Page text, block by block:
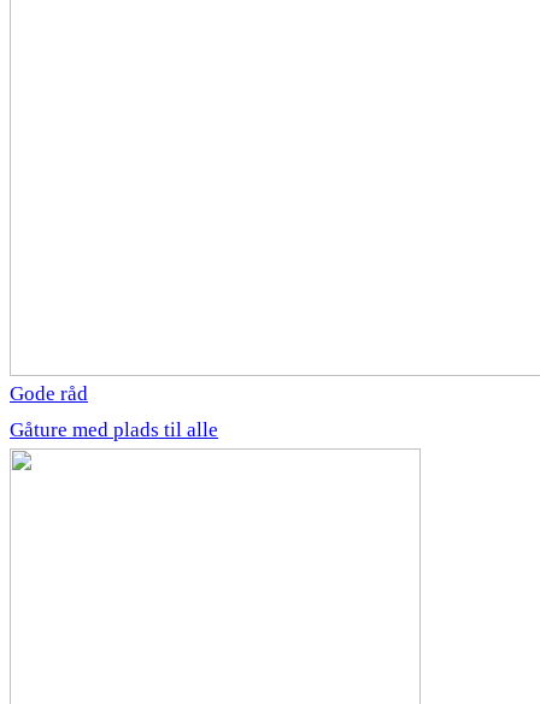
Gode råd
Gåture med plads til alle